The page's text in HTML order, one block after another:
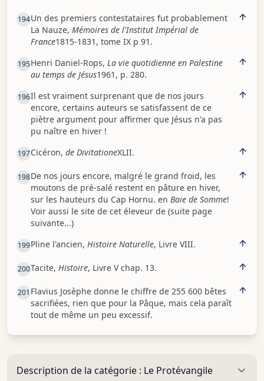
194Un des premiers contestataires fut probablement
La Nauze, Mémoires de l'Institut Impérial de
France1815-1831, tome IX p 91.
195Henri Daniel-Rops, La vie quotidienne en Palestine
au temps de Jésus1961, p. 280.
196Il est vraiment surprenant que de nos jours
encore, certains auteurs se satisfassent de ce
piètre argument pour affirmer que Jésus n'a pas
pu naître en hiver !
197Cicéron, de DivitationeXLII.
198De nos jours encore, malgré le grand froid, les
moutons de pré-salé restent en pâture en hiver,
sur les hauteurs du Cap Hornu. en Baie de Somme!
Voir aussi le site de cet éleveur de (suite page
suivante...)
199Pline l'ancien, Histoire Naturelle, Livre VIII.
200Tacite, Histoire, Livre V chap. 13.
201 Flavius Josèphe donne le chiffre de 255 600 bêtes
sacrifiées, rien que pour la Pâque, mais cela paraît
tout de même un peu excessif.
Description de la catégorie : Le Protévangile